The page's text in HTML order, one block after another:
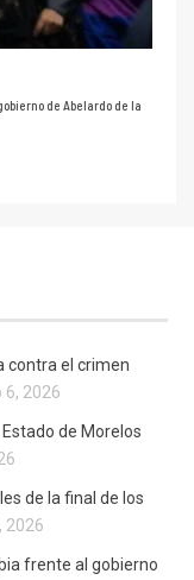
de Abelardo de la
contra el crimen
6, 2026
de Morelos
de la final de los
2026
frente al gobierno